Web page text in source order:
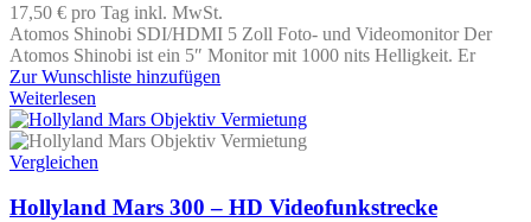
17,50 € pro Tag inkl. MwSt.
Atomos Shinobi SDI/HDMI 5 Zoll Foto- und Videomonitor Der
Atomos Shinobi ist ein 5″ Monitor mit 1000 nits Helligkeit. Er
Zur Wunschliste hinzufügen
Weiterlesen
Vergleichen
Hollyland Mars 300 – HD Videofunkstrecke